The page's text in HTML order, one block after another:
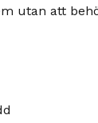
utan att